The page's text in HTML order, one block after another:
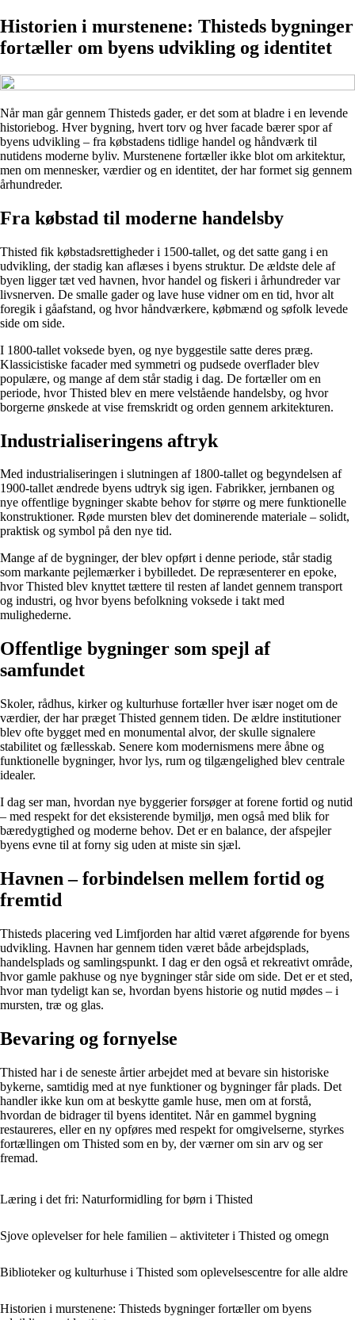
Historien i murstenene: Thisteds bygninger
fortæller om byens udvikling og identitet
Når man går gennem Thisteds gader, er det som at bladre i en levende
historiebog. Hver bygning, hvert torv og hver facade bærer spor af
byens udvikling – fra købstadens tidlige handel og håndværk til
nutidens moderne byliv. Murstenene fortæller ikke blot om arkitektur,
men om mennesker, værdier og en identitet, der har formet sig gennem
århundreder.
Fra købstad til moderne handelsby
Thisted fik købstadsrettigheder i 1500-tallet, og det satte gang i en
udvikling, der stadig kan aflæses i byens struktur. De ældste dele af
byen ligger tæt ved havnen, hvor handel og fiskeri i århundreder var
livsnerven. De smalle gader og lave huse vidner om en tid, hvor alt
foregik i gåafstand, og hvor håndværkere, købmænd og søfolk levede
side om side.
I 1800-tallet voksede byen, og nye byggestile satte deres præg.
Klassicistiske facader med symmetri og pudsede overflader blev
populære, og mange af dem står stadig i dag. De fortæller om en
periode, hvor Thisted blev en mere velstående handelsby, og hvor
borgerne ønskede at vise fremskridt og orden gennem arkitekturen.
Industrialiseringens aftryk
Med industrialiseringen i slutningen af 1800-tallet og begyndelsen af
1900-tallet ændrede byens udtryk sig igen. Fabrikker, jernbanen og
nye offentlige bygninger skabte behov for større og mere funktionelle
konstruktioner. Røde mursten blev det dominerende materiale – solidt,
praktisk og symbol på den nye tid.
Mange af de bygninger, der blev opført i denne periode, står stadig
som markante pejlemærker i bybilledet. De repræsenterer en epoke,
hvor Thisted blev knyttet tættere til resten af landet gennem transport
og industri, og hvor byens befolkning voksede i takt med
mulighederne.
Offentlige bygninger som spejl af
samfundet
Skoler, rådhus, kirker og kulturhuse fortæller hver især noget om de
værdier, der har præget Thisted gennem tiden. De ældre institutioner
blev ofte bygget med en monumental alvor, der skulle signalere
stabilitet og fællesskab. Senere kom modernismens mere åbne og
funktionelle bygninger, hvor lys, rum og tilgængelighed blev centrale
idealer.
I dag ser man, hvordan nye byggerier forsøger at forene fortid og nutid
– med respekt for det eksisterende bymiljø, men også med blik for
bæredygtighed og moderne behov. Det er en balance, der afspejler
byens evne til at forny sig uden at miste sin sjæl.
Havnen – forbindelsen mellem fortid og
fremtid
Thisteds placering ved Limfjorden har altid været afgørende for byens
udvikling. Havnen har gennem tiden været både arbejdsplads,
handelsplads og samlingspunkt. I dag er den også et rekreativt område,
hvor gamle pakhuse og nye bygninger står side om side. Det er et sted,
hvor man tydeligt kan se, hvordan byens historie og nutid mødes – i
mursten, træ og glas.
Bevaring og fornyelse
Thisted har i de seneste årtier arbejdet med at bevare sin historiske
bykerne, samtidig med at nye funktioner og bygninger får plads. Det
handler ikke kun om at beskytte gamle huse, men om at forstå,
hvordan de bidrager til byens identitet. Når en gammel bygning
restaureres, eller en ny opføres med respekt for omgivelserne, styrkes
fortællingen om Thisted som en by, der værner om sin arv og ser
fremad.
Læring i det fri: Naturformidling for børn i Thisted
Sjove oplevelser for hele familien – aktiviteter i Thisted og omegn
Biblioteker og kulturhuse i Thisted som oplevelsescentre for alle aldre
Historien i murstenene: Thisteds bygninger fortæller om byens